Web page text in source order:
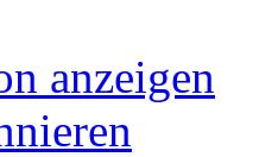
anzeigen